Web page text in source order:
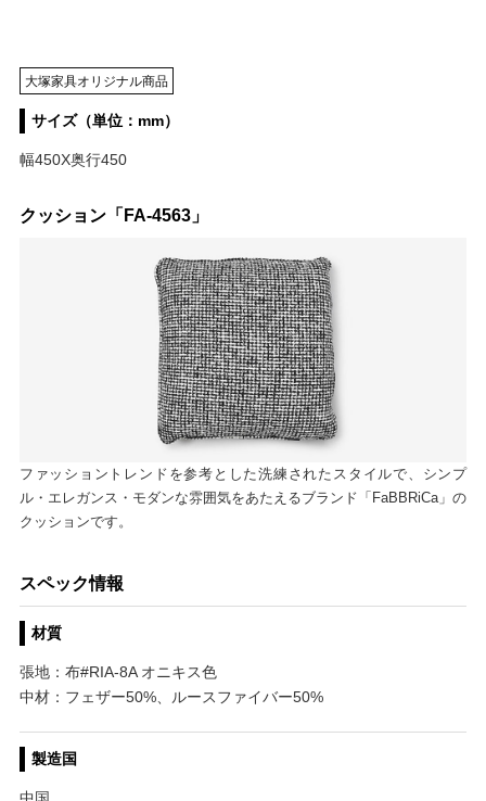
大塚家具オリジナル商品
サイズ（単位：mm）
幅450X奥行450
クッション「FA-4563」
ファッショントレンドを参考とした洗練されたスタイルで、シンプ
ル・エレガンス・モダンな雰囲気をあたえるブランド「FaBBRiCa」の
クッションです。
スペック情報
材質
張地：布#RIA-8A オニキス色
中材：フェザー50%、ルースファイバー50%
製造国
中国